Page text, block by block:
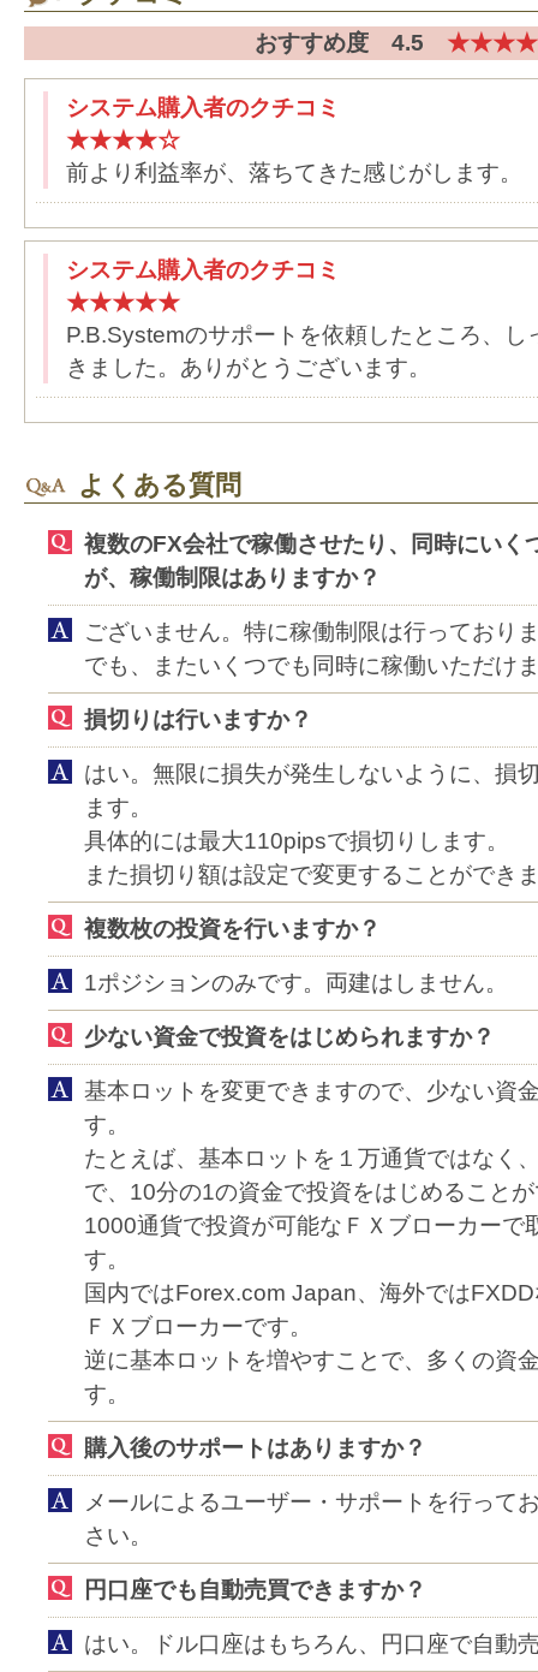
おすすめ度 4.5
システム購入者のクチコミ
★★★★☆
前より利益率が、落ちてきた感じがします。
システム購入者のクチコミ
★★★★★
P.B.Systemのサポートを依頼したところ、し
きました。ありがとうございます。
よくある質問
複数のFX会社で稼働させたり、同時にいく
が、稼働制限はありますか？
ございません。特に稼働制限は行っており
でも、またいくつでも同時に稼働いただけ
損切りは行いますか？
はい。無限に損失が発生しないように、損
ます。
具体的には最大110pipsで損切りします。
また損切り額は設定で変更することができ
複数枚の投資を行いますか？
1ポジションのみです。両建はしません。
少ない資金で投資をはじめられますか？
基本ロットを変更できますので、少ない資
す。
たとえば、基本ロットを１万通貨ではなく
で、10分の1の資金で投資をはじめること
1000通貨で投資が可能なＦＸブローカーで
す。
国内ではForex.com Japan、海外では
ＦＸブローカーです。
逆に基本ロットを増やすことで、多くの資
す。
購入後のサポートはありますか？
メールによるユーザー・サポートを行って
さい。
円口座でも自動売買できますか？
はい。ドル口座はもちろん、円口座で自動